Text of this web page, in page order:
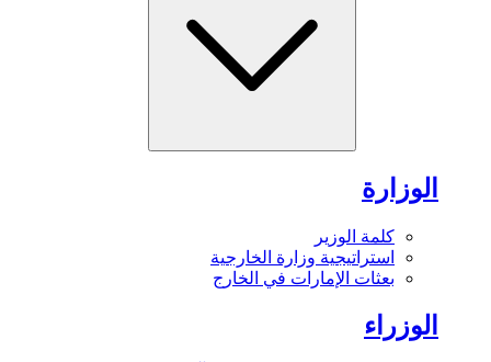
الوزارة
كلمة الوزير
استراتيجية وزارة الخارجية
بعثات الإمارات في الخارج
الوزراء